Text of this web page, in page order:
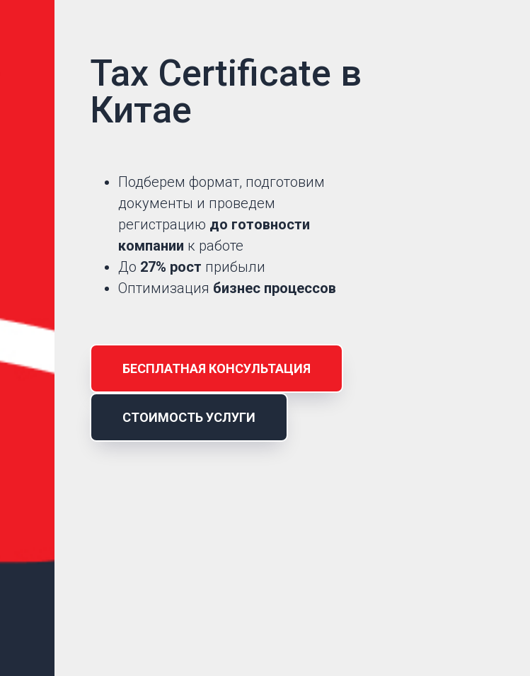
Tax Certificate в
Китае
Подберем формат, подготовим
документы и проведем
регистрацию до готовности
компании к работе
До 27% рост прибыли
Оптимизация бизнес процессов
БЕСПЛАТНАЯ КОНСУЛЬТАЦИЯ
СТОИМОСТЬ УСЛУГИ